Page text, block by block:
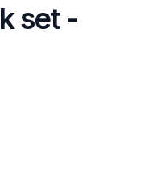
set -